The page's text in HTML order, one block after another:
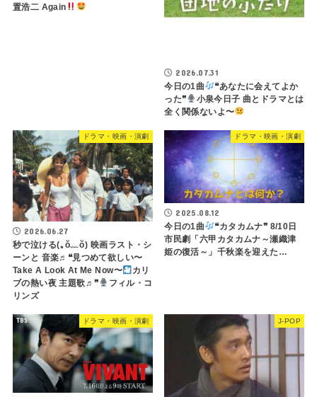
置浩二 Again
2026.07.31
今日の1曲
❝あなたに会えてよか
った❞
小泉今日子 曲とドラマとは
全く関係ないよ〜
ドラマ・映画・演劇
2026.06.27
秒で泣ける(⁠｡⁠ŏ⁠﹏⁠ŏ⁠) 映画ラスト・シ
ーンと 音楽♬❝見つめて欲しい〜
Take A Look At Me Now〜
カリ
ブの熱い夜 主題歌♬❞
フィル・コ
リンズ
ドラマ・映画・演劇
2025.08.12
今日の1曲
❝カタカムナ❞ 8/10日
市民劇「六甲カタカムナ～瀬織津
姫の復活～」千秋楽を迎えた…
ドラマ・映画・演劇 J-POP